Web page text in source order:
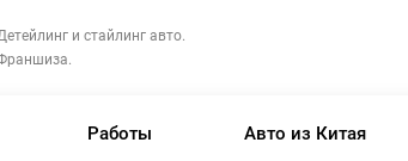
и стайлинг авто.
Работы Авто из Китая